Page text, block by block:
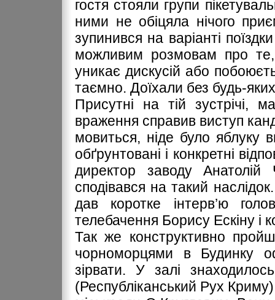
гостя стояли групи
ними не обіцяла нічого
зупинився на варіанті
можливим розмовам про
уникає дискусій або
таємно. Доїхали без будь-
Присутні на тій зустрічі,
враження справив виступ
мовиться, ніде було яблуку
обґрунтовані і конкретні
директор заводу
сподівався на такий
дав коротке інтерв’ю
телебачення Борису Ескіну і
Так же конструктивно
чорноморцями в Будинку
зірвати. У залі
(Республіканський Рух